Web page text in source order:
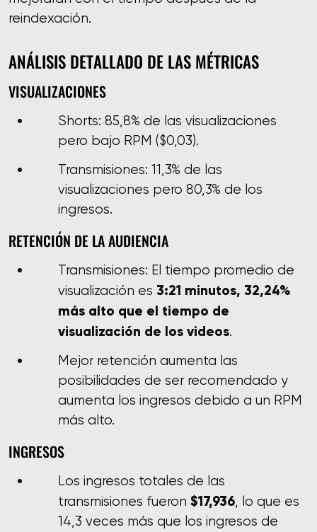
reindexación.
ANÁLISIS DETALLADO DE LAS MÉTRICAS
VISUALIZACIONES
Shorts: 85,8% de las visualizaciones
pero bajo RPM ($0,03).
Transmisiones: 11,3% de las
visualizaciones pero 80,3% de los
ingresos.
RETENCIÓN DE LA AUDIENCIA
Transmisiones: El tiempo promedio de
visualización es 3:21 minutos, 32,24%
más alto que el tiempo de
visualización de los videos.
Mejor retención aumenta las
posibilidades de ser recomendado y
aumenta los ingresos debido a un RPM
más alto.
INGRESOS
Los ingresos totales de las
transmisiones fueron $17,936, lo que es
14,3 veces más que los ingresos de